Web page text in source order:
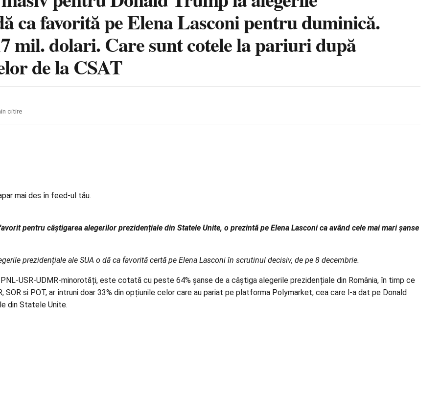
ca favorită pe Elena Lasconi pentru duminică.
mil. dolari. Care sunt cotele la pariuri după
de la CSAT
citire
mai des în feed-ul tău.
pentru câștigarea alegerilor prezidențiale din Statele Unite, o prezintă pe Elena Lasconi ca având cele mai mari șanse
prezidențiale ale SUA o dă ca favorită certă pe Elena Lasconi în scrutinul decisiv, de pe 8 decembrie.
USR-UDMR-minorotăți, este cotată cu peste 64% șanse de a câștiga alegerile prezidențiale din România, în timp ce
SOR si POT, ar întruni doar 33% din opțiunile celor care au pariat pe platforma Polymarket, cea care l-a dat pe Donald
din Statele Unite.